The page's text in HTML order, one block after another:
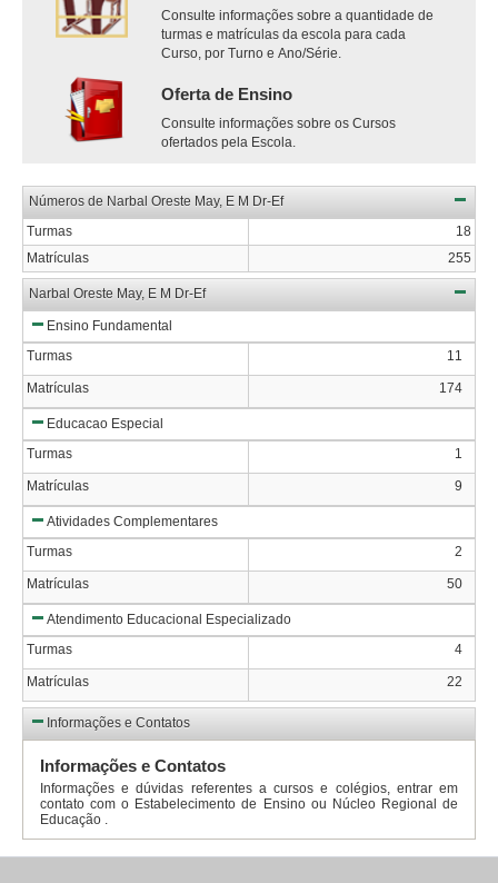
Consulte informações sobre a quantidade de
turmas e matrículas da escola para cada
Curso, por Turno e Ano/Série.
Oferta de Ensino
Consulte informações sobre os Cursos
ofertados pela Escola.
Números de Narbal Oreste May, E M Dr-Ef
Turmas
18
Matrículas
255
Narbal Oreste May, E M Dr-Ef
Ensino Fundamental
Turmas
11
Matrículas 174
Educacao Especial
Turmas
1
Matrículas 9
Atividades Complementares
Turmas
2
Matrículas 50
Atendimento Educacional Especializado
Turmas
4
Matrículas 22
Informações e Contatos
Informações e Contatos
Informações e dúvidas referentes a cursos e colégios, entrar em
contato com o Estabelecimento de Ensino ou Núcleo Regional de
Educação .